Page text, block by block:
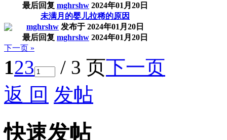
最后回复 mghrshw 2024年01月20日
未满月的婴儿拉稀的原因
mghrshw 发布于 2024年01月20日
最后回复 mghrshw 2024年01月20日
下一页 »
123 / 3 页下一页
返 回 发帖
快速发帖